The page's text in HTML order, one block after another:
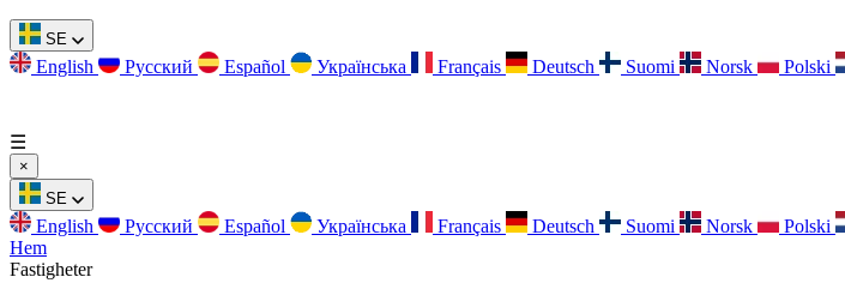
SE
English Русский Español Українська Français Deutsch Suomi Norsk Polski
☰
×
SE
English Русский Español Українська Français Deutsch Suomi Norsk Polski
Hem
Fastigheter